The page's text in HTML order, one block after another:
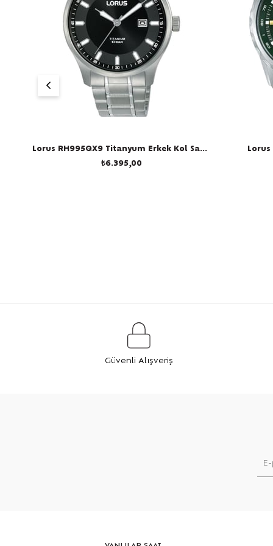
Lorus RH995QX9 Titanyum Erkek Kol Saati
₺6.395,00
Lorus
Güvenli Alışveriş